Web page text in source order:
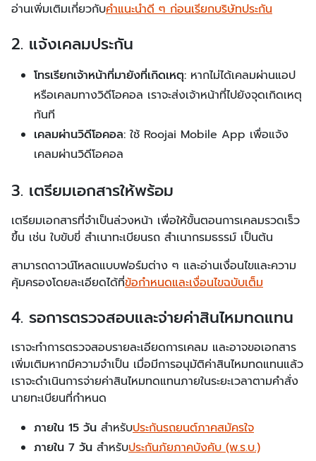
อ่านเพิ่มเติมเกี่ยวกับคำแนะนำดี ๆ ก่อนเรียกบริษัทประกัน
2. แจ้งเคลมประกัน
โทรเรียกเจ้าหน้าที่มายังที่เกิดเหตุ: หากไม่ได้เคลมผ่านแอป
หรือเคลมทางวิดีโอคอล เราจะส่งเจ้าหน้าที่ไปยังจุดเกิดเหตุ
ทันที
เคลมผ่านวิดีโอคอล: ใช้ Roojai Mobile App เพื่อแจ้ง
เคลมผ่านวิดีโอคอล
3. เตรียมเอกสารให้พร้อม
เตรียมเอกสารที่จำเป็นล่วงหน้า เพื่อให้ขั้นตอนการเคลมรวดเร็ว
ขึ้น เช่น ใบขับขี่ สำเนาทะเบียนรถ สำเนากรมธรรม์ เป็นต้น
สามารถดาวน์โหลดแบบฟอร์มต่าง ๆ และอ่านเงื่อนไขและความ
คุ้มครองโดยละเอียดได้ที่ข้อกำหนดและเงื่อนไขฉบับเต็ม
4. รอการตรวจสอบและจ่ายค่าสินไหมทดแทน
เราจะทำการตรวจสอบรายละเอียดการเคลม และอาจขอเอกสาร
เพิ่มเติมหากมีความจำเป็น เมื่อมีการอนุมัติค่าสินไหมทดแทนแล้ว
เราจะดำเนินการจ่ายค่าสินไหมทดแทนภายในระยะเวลาตามคำสั่ง
นายทะเบียนที่กำหนด
ภายใน 15 วัน สำหรับประกันรถยนต์ภาคสมัครใจ
ภายใน 7 วัน สำหรับประกันภัยภาคบังคับ (พ.ร.บ.)